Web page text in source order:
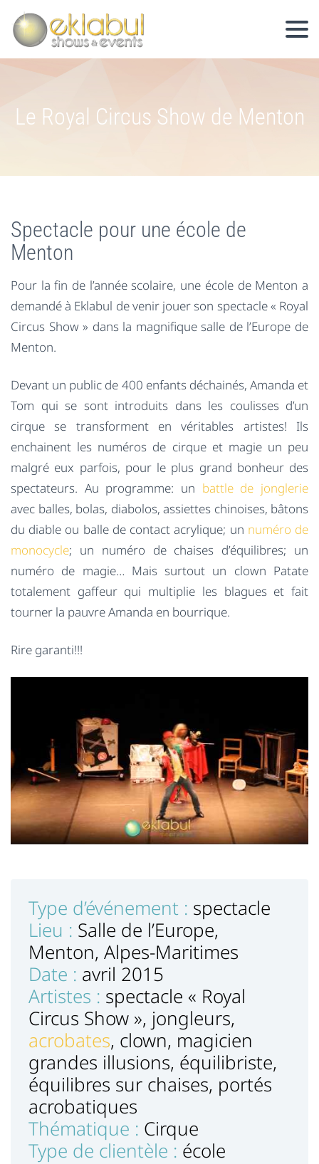
Le Royal Circus Show de Menton
Spectacle pour une école de
Menton
Pour la fin de l’année scolaire, une école de Menton a
demandé à Eklabul de venir jouer son spectacle « Royal
Circus Show » dans la magnifique salle de l’Europe de
Menton.
Devant un public de 400 enfants déchainés, Amanda et
Tom qui se sont introduits dans les coulisses d’un
cirque se transforment en véritables artistes! Ils
enchainent les numéros de cirque et magie un peu
malgré eux parfois, pour le plus grand bonheur des
spectateurs. Au programme: un battle de jonglerie
avec balles, bolas, diabolos, assiettes chinoises, bâtons
du diable ou balle de contact acrylique; un numéro de
monocycle; un numéro de chaises d’équilibres; un
numéro de magie… Mais surtout un clown Patate
totalement gaffeur qui multiplie les blagues et fait
tourner la pauvre Amanda en bourrique.
Rire garanti!!!
Type d’événement : spectacle
Lieu : Salle de l’Europe,
Menton, Alpes-Maritimes
Date : avril 2015
Artistes : spectacle « Royal
Circus Show », jongleurs,
acrobates, clown, magicien
grandes illusions, équilibriste,
équilibres sur chaises, portés
acrobatiques
Thématique : Cirque
Type de clientèle : école